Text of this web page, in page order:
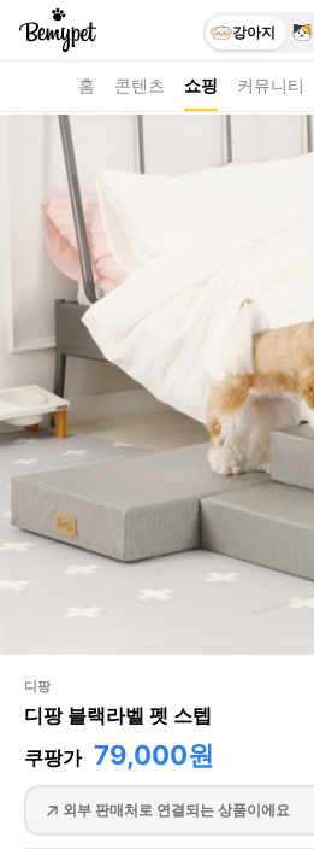
강아지
홈 콘텐츠 쇼핑 커뮤니티
디팡
디팡 블랙라벨 펫 스텝
쿠팡가 79,000원
외부 판매처로 연결되는 상품이에요